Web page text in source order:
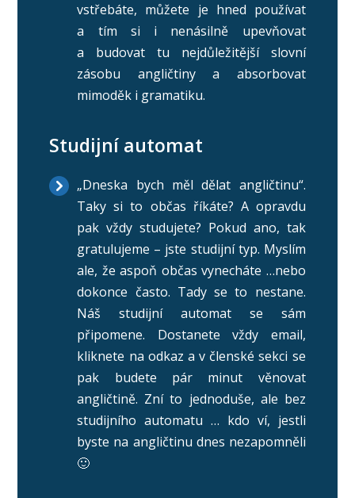
vstřebáte, můžete je hned používat
a tím si i nenásilně upevňovat
a budovat tu nejdůležitější slovní
zásobu angličtiny a absorbovat
mimoděk i gramatiku.
Studijní automat
„Dneska bych měl dělat angličtinu“.
Taky si to občas říkáte? A opravdu
pak vždy studujete? Pokud ano, tak
gratulujeme – jste studijní typ. Myslím
ale, že aspoň občas vynecháte …nebo
dokonce často. Tady se to nestane.
Náš studijní automat se sám
připomene. Dostanete vždy email,
kliknete na odkaz a v členské sekci se
pak budete pár minut věnovat
angličtině. Zní to jednoduše, ale bez
studijního automatu … kdo ví, jestli
byste na angličtinu dnes nezapomněli
🙂